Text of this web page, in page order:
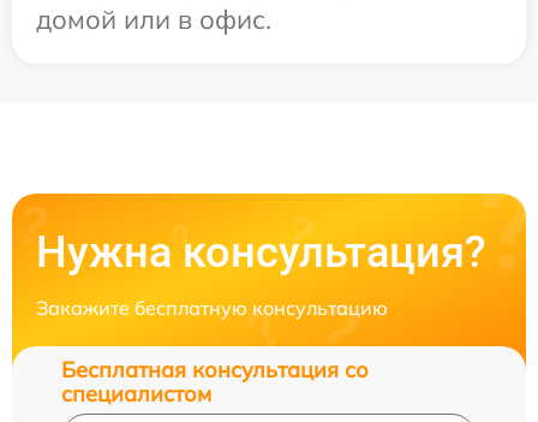
домой или в офис.
Нужна консультация?
Закажите бесплатную консультацию
Бесплатная консультация со
специалистом